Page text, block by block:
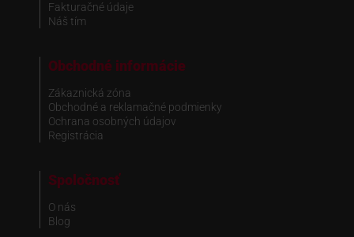
Fakturačné údaje
Náš tím
Obchodné informácie
Zákaznická zóna
Obchodné a reklamačné podmienky
Ochrana osobných údajov
Registrácia
Spoločnosť
O nás
Blog